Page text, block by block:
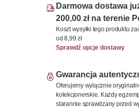
Darmowa dostawa
200,00 zł na terenie
Koszt wysyłki tego produktu
od 8,99 zł
Sprawdź opcje dostawy
Gwarancja
Oferujemy wyłącznie
kolekcjonerskie. Każdy
starannie sprawdzany przed